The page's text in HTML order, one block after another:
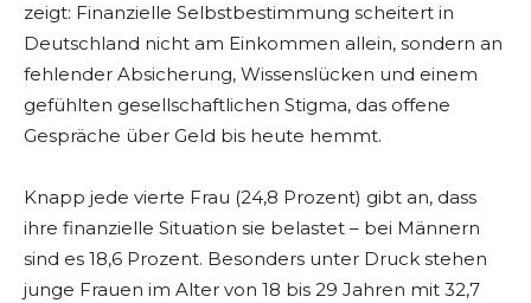
zeigt: Finanzielle Selbstbestimmung scheitert in
Deutschland nicht am Einkommen allein, sondern an
fehlender Absicherung, Wissenslücken und einem
gefühlten gesellschaftlichen Stigma, das offene
Gespräche über Geld bis heute hemmt.
Knapp jede vierte Frau (24,8 Prozent) gibt an, dass
ihre finanzielle Situation sie belastet – bei Männern
sind es 18,6 Prozent. Besonders unter Druck stehen
junge Frauen im Alter von 18 bis 29 Jahren mit 32,7